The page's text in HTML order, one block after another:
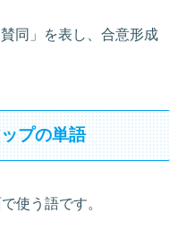
同」を表し、合意形成
プの単語
使う語です。